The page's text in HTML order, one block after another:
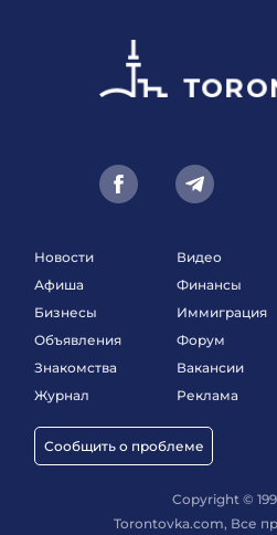
Новости
Афиша
Бизнесы
Объявления
Знакомства
Журнал
Сообщить о проблеме
Видео
Финансы
Иммиграция
Форум
Вакансии
Реклама
Copyright ©
Torontovka.com, Все